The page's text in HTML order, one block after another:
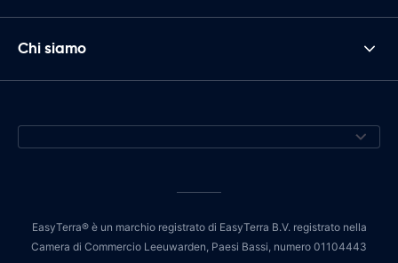
Chi siamo
EasyTerra® è un marchio registrato di EasyTerra B.V. registrato nella
Camera di Commercio Leeuwarden, Paesi Bassi, numero 01104443